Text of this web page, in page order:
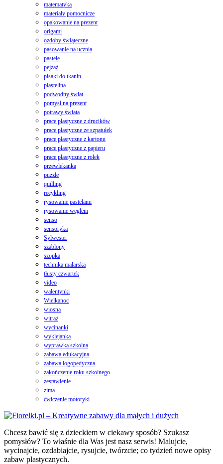
matematyka
materiały pomocnicze
opakowanie na prezent
origami
ozdoby świąteczne
pasowanie na ucznia
pastele
pejzaż
pisaki do tkanin
plastelina
podwodny świat
pomysł na prezent
potrawy świata
prace plastyczne z drucików
prace plastyczne ze szpatułek
prace plastyczne z kartonu
prace plastyczne z papieru
prace plastyczne z rolek
przewlekanka
puzzle
quilling
recykling
rysowanie pastelami
rysowanie węglem
senso
sensoryka
Sylwester
szablony
szopka
technika malarska
tłusty czwartek
video
walentynki
Wielkanoc
wiosna
witraż
wycinanki
wyklejanka
wyprawka szkolna
zabawa edukacyjna
zabawa logopedyczna
zakończenie roku szkolnego
zestawienie
zima
ćwiczenie motoryki
Chcesz bawić się z dzieckiem w ciekawy sposób? Szukasz
pomysłów? To właśnie dla Was jest nasz serwis! Malujcie,
wycinajcie, ozdabiajcie, rysujcie, twórzcie; co tydzień nowe opisy
zabaw plastycznych.